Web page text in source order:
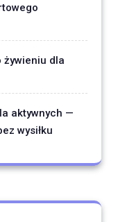
żywieniu dla
aktywnych —
wysiłku